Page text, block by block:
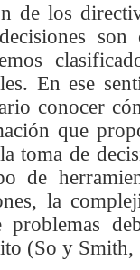
de los
son
En ese
conocer
que
toma de
de
la
problemas
(So y Smith,